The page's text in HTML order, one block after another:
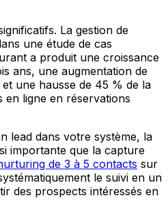
La gestion de
une étude de cas
a produit une croissance
ans, une augmentation de
une hausse de 45 % de la
en ligne en réservations
lead dans votre système, la
importante que la capture
de 3 à 5 contacts sur
le suivi en un
des prospects intéressés en